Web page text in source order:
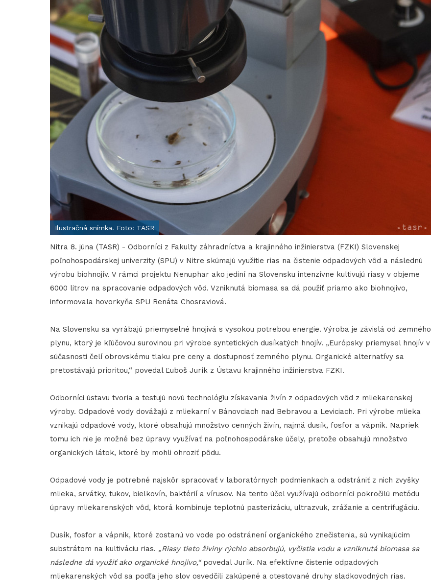
Ilustračná snímka. Foto: TASR
Nitra 8. júna (TASR) - Odborníci z Fakulty záhradníctva a krajinného inžinierstva (FZKI) Slovenskej
poľnohospodárskej univerzity (SPU) v Nitre skúmajú využitie rias na čistenie odpadových vôd a následnú
výrobu biohnojív. V rámci projektu Nenuphar ako jediní na Slovensku intenzívne kultivujú riasy v objeme
6000 litrov na spracovanie odpadových vôd. Vzniknutá biomasa sa dá použiť priamo ako biohnojivo,
informovala hovorkyňa SPU Renáta Chosraviová.
Na Slovensku sa vyrábajú priemyselné hnojivá s vysokou potrebou energie. Výroba je závislá od zemného
plynu, ktorý je kľúčovou surovinou pri výrobe syntetických dusíkatých hnojív. „Európsky priemysel hnojív v
súčasnosti čelí obrovskému tlaku pre ceny a dostupnosť zemného plynu. Organické alternatívy sa
pretostávajú prioritou,“ povedal Ľuboš Jurík z Ústavu krajinného inžinierstva FZKI.
Odborníci ústavu tvoria a testujú novú technológiu získavania živín z odpadových vôd z mliekarenskej
výroby. Odpadové vody dovážajú z mliekarní v Bánovciach nad Bebravou a Leviciach. Pri výrobe mlieka
vznikajú odpadové vody, ktoré obsahujú množstvo cenných živín, najmä dusík, fosfor a vápnik. Napriek
tomu ich nie je možné bez úpravy využívať na poľnohospodárske účely, pretože obsahujú množstvo
organických látok, ktoré by mohli ohroziť pôdu.
Odpadové vody je potrebné najskôr spracovať v laboratórnych podmienkach a odstrániť z nich zvyšky
mlieka, srvátky, tukov, bielkovín, baktérií a vírusov. Na tento účel využívajú odborníci pokročilú metódu
úpravy mliekarenských vôd, ktorá kombinuje teplotnú pasterizáciu, ultrazvuk, zrážanie a centrifugáciu.
Dusík, fosfor a vápnik, ktoré zostanú vo vode po odstránení organického znečistenia, sú vynikajúcim
substrátom na kultiváciu rias. „Riasy tieto živiny rýchlo absorbujú, vyčistia vodu a vzniknutá biomasa sa
následne dá využiť ako organické hnojivo,“ povedal Jurík. Na efektívne čistenie odpadových
mliekarenských vôd sa podľa jeho slov osvedčili zakúpené a otestované druhy sladkovodných rias.